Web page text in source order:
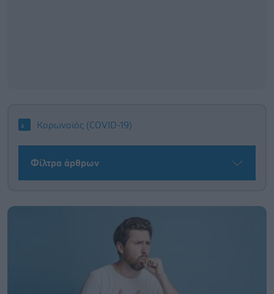
Κορωνοϊός (COVID-19)
Φίλτρα άρθρων